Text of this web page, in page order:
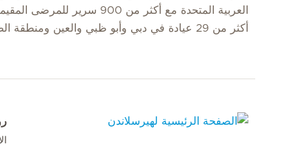
العربية المتحدة مع أكثر من 900 سرير
أكثر من 29 عيادة في دبي وأبو ظبي والعين ومنطقة الظفرة.